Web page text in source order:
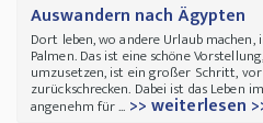
Auswandern nach Ägypten
Dort leben, wo andere Urlaub
Palmen. Das ist eine schöne
umzusetzen, ist ein großer Schritt,
zurückschrecken. Dabei ist das Leben
angenehm für ... >> weiterlesen